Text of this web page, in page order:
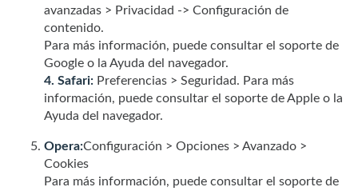
avanzadas > Privacidad -> Configuración de
contenido.
Para más información, puede consultar el soporte de
Google o la Ayuda del navegador.
4. Safari: Preferencias > Seguridad. Para más
información, puede consultar el soporte de Apple o la
Ayuda del navegador.
Opera:Configuración > Opciones > Avanzado >
Cookies
Para más información, puede consultar el soporte de